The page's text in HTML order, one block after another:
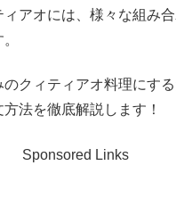
アオには、様々な組み
クィティアオ料理にす
法を徹底解説します！
Sponsored Links